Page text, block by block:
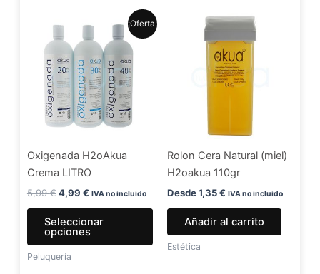
¡Oferta!
Oxigenada H2oAkua
Crema LITRO
5,99€
original
era:
5,99 €.
4,99 €
precio
actual
4,99 €.
IVA no incluido
Seleccionar
opciones
Este
producto
pueden
elegir
la
página
de
Peluquería
Rolon Cera Natural (miel)
H2oakua 110gr
Desde1,35€ IVA no incluido
Añadir al carrito
Estética